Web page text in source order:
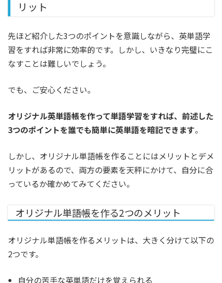
リット
先ほど紹介した3つのポイントを意識しながら、英単語学
習をすれば非常に効率的です。しかし、いきなり完璧にこ
なすことは難しいでしょう。
でも、ご安心ください。
オリジナル英単語帳を作って単語学習をすれば、前述した
3つのポイントを誰でも簡単に英単語を暗記できます。
しかし、オリジナル単語帳を作ることにはメリットとデメ
リットがあるので、両方の要素を天秤にかけて、自分に合
っているか確かめてみてください。
オリジナル単語帳を作る2つのメリット
オリジナル単語帳を作るメリットは、大きく分けて以下の
2つです。
自分の苦手な英単語だけを覚えられる